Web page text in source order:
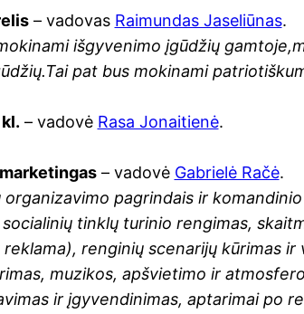
– vadovas Raimundas Jaseliūnas.
išgyvenimo įgūdžių
pat bus mokinami
– vadovė Rasa Jonaitienė.
– vadovė Gabrielė Račė.
pagrindais ir
tinklų turinio rengimas,
reklama), renginių scenarijų kūrimas
muzikos, apšvietimo ir
ir įgyvendinimas, aptarimai po